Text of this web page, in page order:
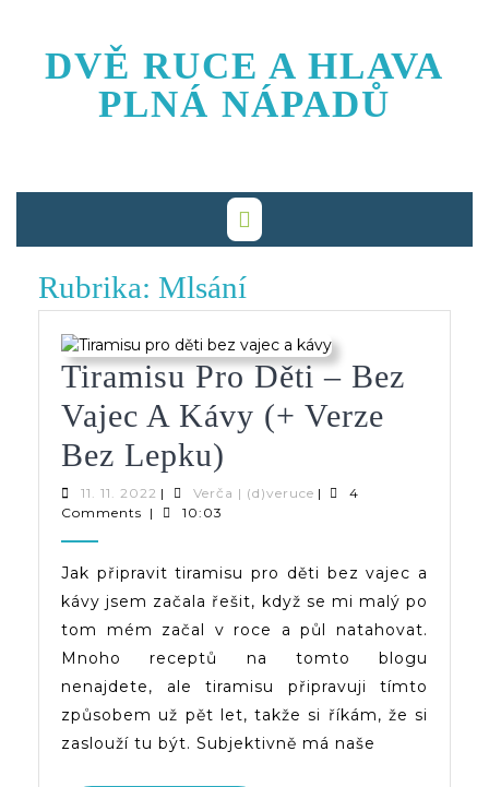
content
DVĚ RUCE A HLAVA
PLNÁ NÁPADŮ
Rubrika: Mlsání
Tiramisu Pro Děti – Bez
Vajec A Kávy (+ Verze
Bez Lepku)
Pro
–
Bez
Vajec
A
Kávy
11. 11. 2022 11.
11.
| Verča | (d)veruceVerča
|
4
Comments | 10:03
Jak připravit tiramisu pro děti bez vajec a
kávy jsem začala řešit, když se mi malý po
tom mém začal v roce a půl natahovat.
Mnoho receptů na tomto blogu
nenajdete, ale tiramisu připravuji tímto
způsobem už pět let, takže si říkám, že si
zaslouží tu být. Subjektivně má naše